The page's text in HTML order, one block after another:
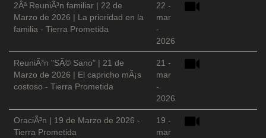
2Âª ReuniÃ³n familiar | 22 de
Marzo de 2026 | La prioridad en la
familia - Tierra Prometida
22 -
mar
-
2026
ReuniÃ³n "SÃ© Sano" | 21 de
Marzo de 2026 | El capricho mÃ¡s
costoso - Tierra Prometida
21 -
mar
-
2026
OraciÃ³n | 19 de Marzo de 2026 -
Tierra Prometida
19 -
mar